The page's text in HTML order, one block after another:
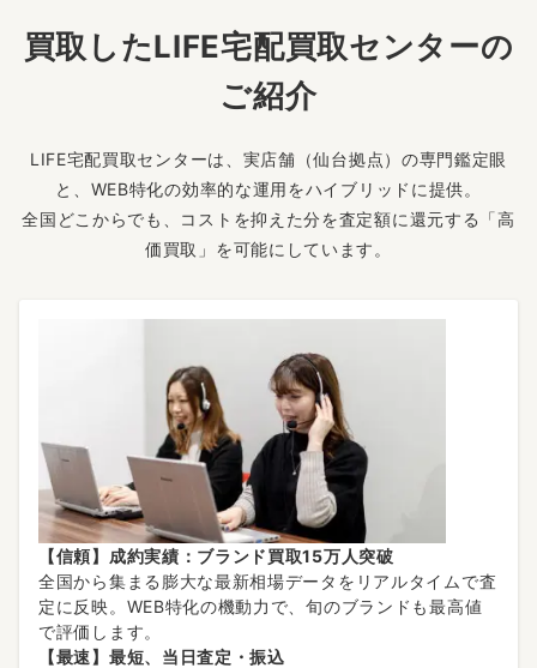
買取したLIFE宅配買取センターの
ご紹介
LIFE宅配買取センターは、実店舗（仙台拠点）の専門鑑定眼
と、WEB特化の効率的な運用をハイブリッドに提供。
全国どこからでも、コストを抑えた分を査定額に還元する「高
価買取」を可能にしています。
【信頼】成約実績：ブランド買取15万人突破
全国から集まる膨大な最新相場データをリアルタイムで査
定に反映。WEB特化の機動力で、旬のブランドも最高値
で評価します。
【最速】最短、当日査定・振込